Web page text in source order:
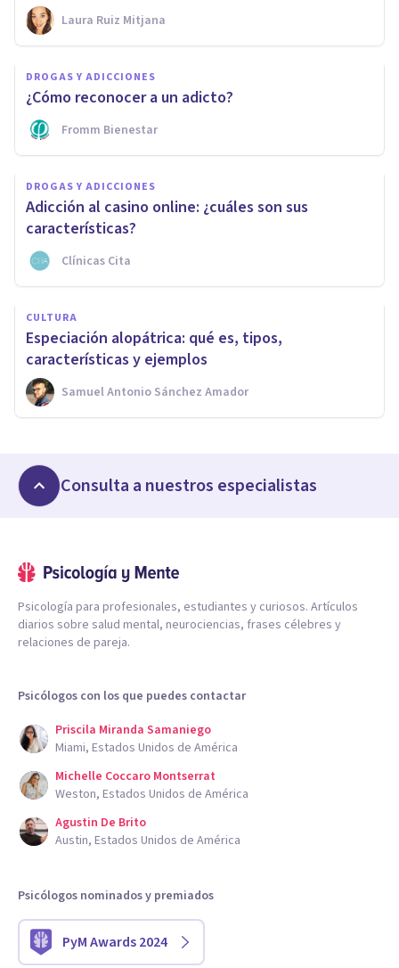
Laura Ruiz Mitjana
DROGAS Y ADICCIONES
¿Cómo reconocer a un adicto?
Fromm Bienestar
DROGAS Y ADICCIONES
Adicción al casino online: ¿cuáles son sus
características?
Clínicas Cita
CULTURA
Especiación alopátrica: qué es, tipos,
características y ejemplos
Samuel Antonio Sánchez Amador
Consulta a nuestros especialistas
Psicología para profesionales, estudiantes y curiosos. Artículos
diarios sobre salud mental, neurociencias, frases célebres y
relaciones de pareja.
Psicólogos con los que puedes contactar
Priscila Miranda Samaniego
Miami, Estados Unidos de América
Michelle Coccaro Montserrat
Weston, Estados Unidos de América
Agustin De Brito
Austin, Estados Unidos de América
Psicólogos nominados y premiados
PyM Awards 2024